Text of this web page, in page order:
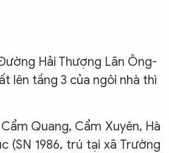
Hải Thượng Lãn Ông-
lên tầng 3 của ngôi nhà thì
Quang, Cẩm Xuyên, Hà
(SN 1986, trú tại xã Trường